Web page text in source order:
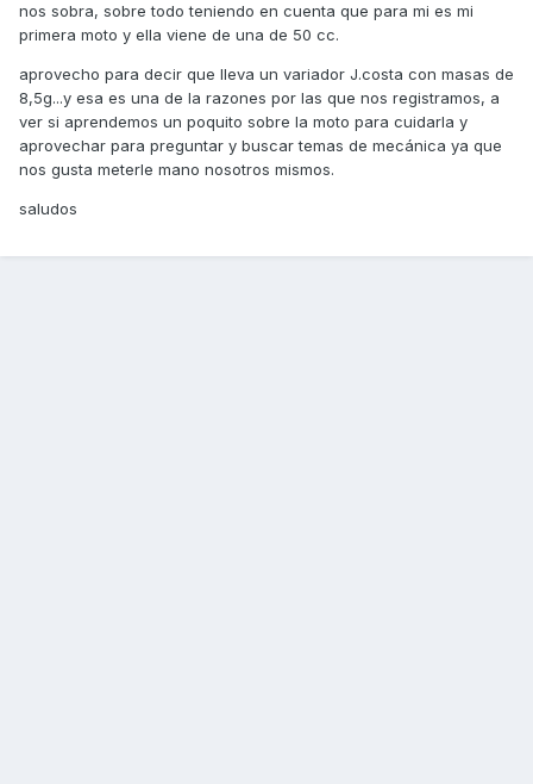
nos sobra, sobre todo teniendo en cuenta que para mi es mi
primera moto y ella viene de una de 50 cc.
aprovecho para decir que lleva un variador J.costa con masas de
8,5g...y esa es una de la razones por las que nos registramos, a
ver si aprendemos un poquito sobre la moto para cuidarla y
aprovechar para preguntar y buscar temas de mecánica ya que
nos gusta meterle mano nosotros mismos.
saludos